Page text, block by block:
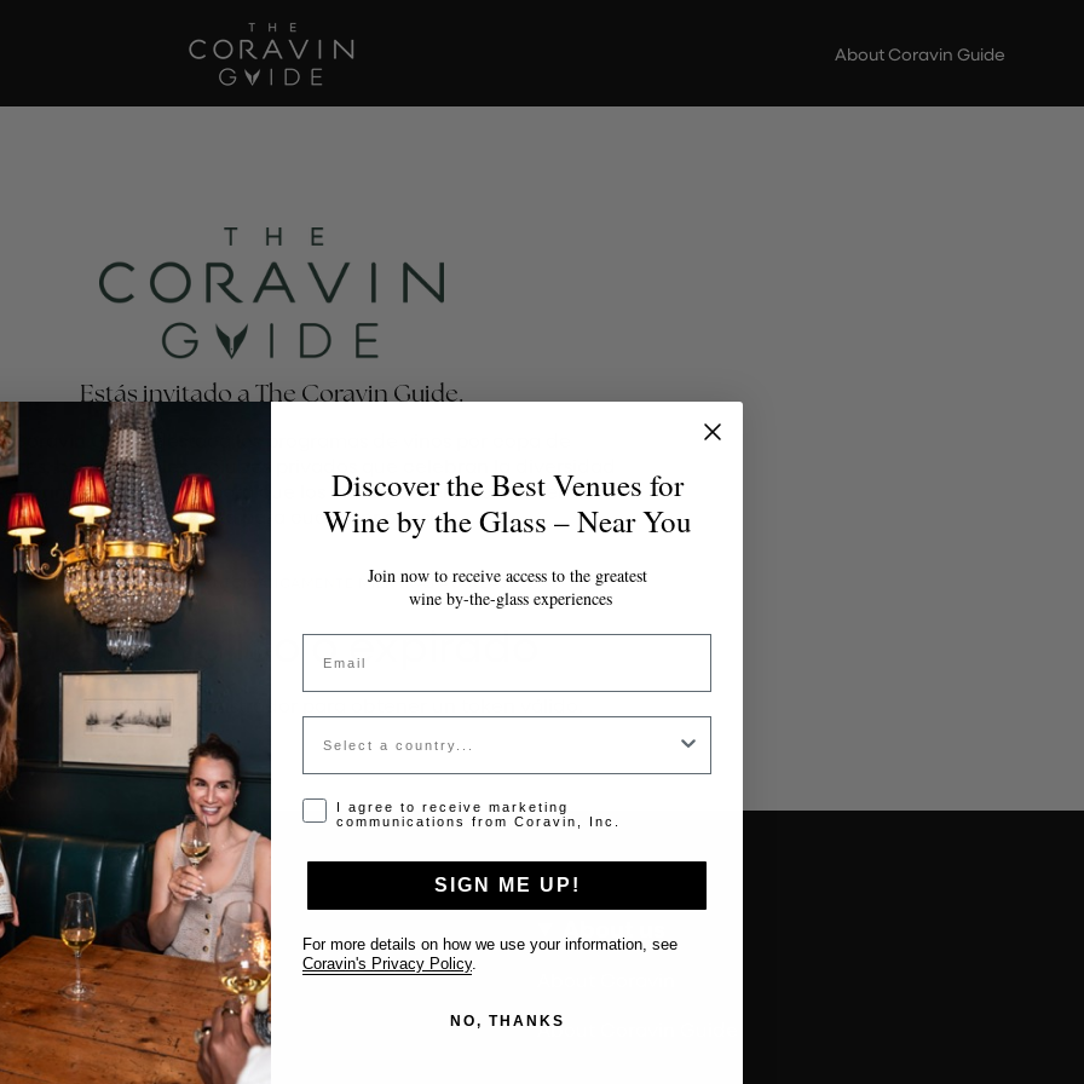
About Coravin Guide
Estás invitado a The Coravin Guide.
Coravin Guide destaca los programas de vinos por copa de
bares, hoteles y clubes privados que celebran la diversidad
del vino, para que los amantes del vino encuentren
la copa perfecta para cualquier ocasión.
~10 MINUTOSGUARDA AUTOMÁTICAMENTE MIENTRAS AVANZAS
Token inválido o expirado
contacta al administrador para obtener un token válido.
Support
Contact us
List Your Venue
FAQ’s
About Coravin Guide
Discover the Best Venues for
Wine by the Glass – Near You
Join now to receive access to the greatest
wine by-the-glass experiences
Email
Country
Opt-in disclaimer
I agree to receive marketing
communications from Coravin, Inc.
SIGN ME UP!
For more details on how we use your information, see
Coravin's Privacy Policy
NO, THANKS